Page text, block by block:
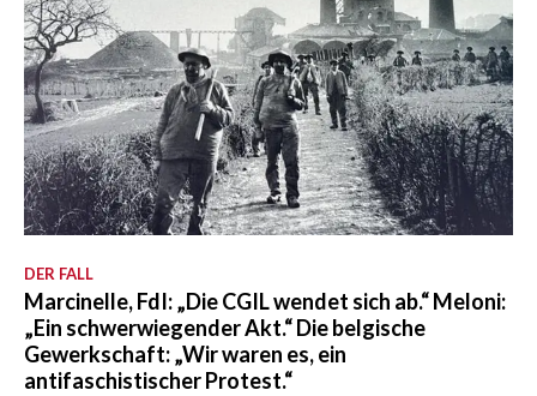
DER FALL
Marcinelle, FdI: „Die CGIL wendet sich ab.“ Meloni:
„Ein schwerwiegender Akt.“ Die belgische
Gewerkschaft: „Wir waren es, ein
antifaschistischer Protest.“